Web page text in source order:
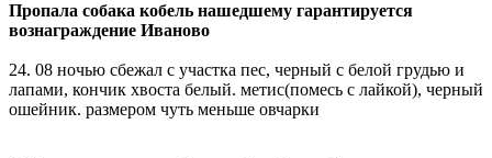
Пропала собака кобель нашедшему гарантируется
вознаграждение Иваново
24. 08 ночью сбежал с участка пес, черный с белой грудью и
лапами, кончик хвоста белый. метис(помесь с лайкой), черный
ошейник. размером чуть меньше овчарки